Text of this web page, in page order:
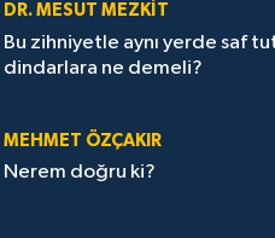
DR. MESUT MEZKIT
Bu zihniyetle aynı yerde saf
dindarlara ne demeli?
MEHMET ÖZÇAKIR
Nerem doğru ki?